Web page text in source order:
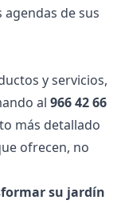
de sus
y servicios,
al 966 42 66
más detallado
ofrecen, no
su jardín